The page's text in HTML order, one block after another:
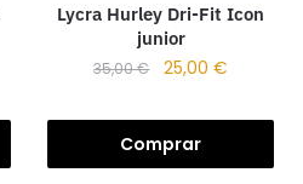
Lycra Hurley Dri-Fit Icon
junior
35,00€ 25,00€
Comprar